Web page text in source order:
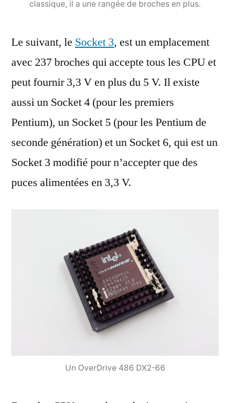
classique, il a une rangée de broches en plus.
Le suivant, le Socket 3, est un emplacement
avec 237 broches qui accepte tous les CPU et
peut fournir 3,3 V en plus du 5 V. Il existe
aussi un Socket 4 (pour les premiers
Pentium), un Socket 5 (pour les Pentium de
seconde génération) et un Socket 6, qui est un
Socket 3 modifié pour n’accepter que des
puces alimentées en 3,3 V.
Un OverDrive 486 DX2-66